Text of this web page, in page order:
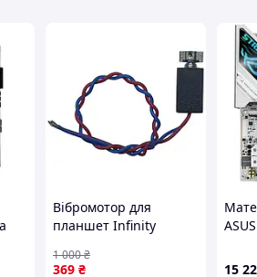
Вібромотор для
планшет Infinity
10,1 (Оригінал з
369 ₴
1 000₴
15